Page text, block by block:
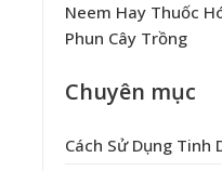
Neem Hay Thuốc
Phun Cây Trồng
Chuyên mục
Cách Sử Dụng Tinh